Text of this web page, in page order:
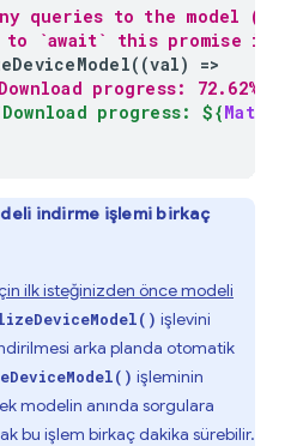
queries to the model
to `await` this promise if
((val) =
progress: 72.62%""
progress: ${Math
indirme işlemi birkaç
ilk isteğinizden önce modeli
işlevini
arka planda otomatik
işleminin
modelin anında sorgulara
bu işlem birkaç dakika sürebilir.